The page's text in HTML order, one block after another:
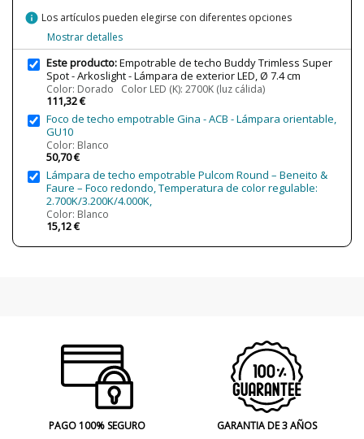
790 lm (3000K)
Potencia en Vatios
6W
Temperatura de Color
2700K (luz cálida)
3500K (luz neutra)
4000K (luz neutra-fría)
Vida Útil Aproximada LED
CRI (LED)
>90
Bombilla Incluida?
Protección IP
Clase
Clase III
info Los artículos pueden elegirse con diferentes opciones
Mostrar detalles
Este producto:Empotrable de techo Buddy Trimless Super
Spot - Arkoslight - Lámpara de exterior LED, Ø 7.4 cm
Color: Dorado Color LED (K): 2700K (luz cálida)
111,32 €
Foco de techo empotrable Gina - ACB - Lámpara orientable,
GU10
Color: Blanco
50,70 €
Lámpara de techo empotrable Pulcom Round – Beneito &
Faure – Foco redondo, Temperatura de color regulable:
2.700K/3.200K/4.000K,
Color: Blanco
15,12 €
PAGO 100% SEGURO
GARANTIA DE 3 AÑOS